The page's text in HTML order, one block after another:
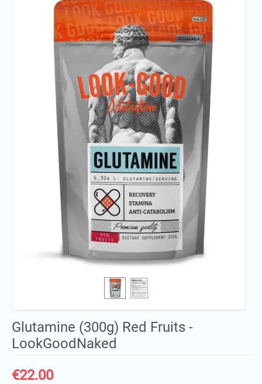
Glutamine (300g) Red Fruits -
LookGoodNaked
€22.00